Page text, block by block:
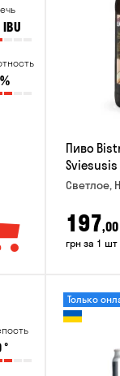
IBU
%
Пиво
Sviesusis
Светлое,
197,00
грн за 1 шт
°
Только